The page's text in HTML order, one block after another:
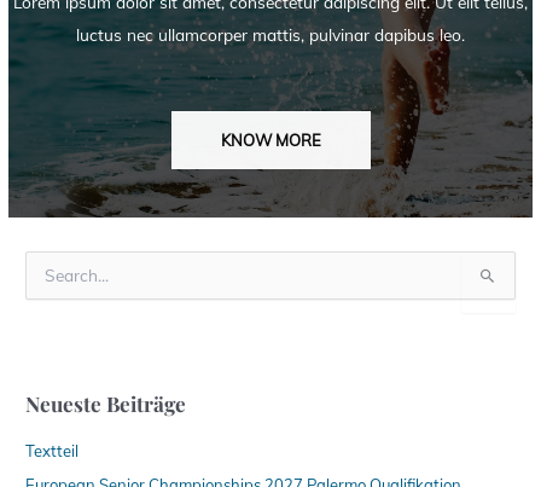
luctus nec ullamcorper mattis, pulvinar dapibus leo.
KNOW MORE
n
c
h
Neueste Beiträge
Textteil